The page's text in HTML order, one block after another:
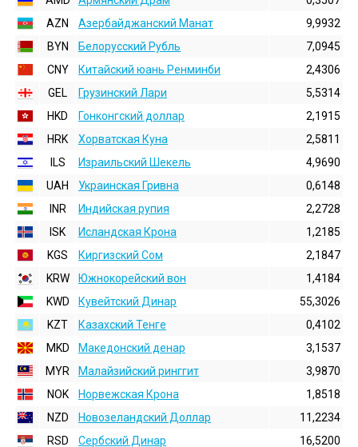
AZN
Азербайджанский Манат
9,9932
BYN
Белорусский Рубль
7,0945
CNY
Китайский юань Ренминби
2,4306
GEL
Грузинский Лари
5,5314
HKD
Гонконгский доллаp
2,1915
HRK
Хорватская Куна
2,5811
ILS
Израильский Шекель
4,9690
UAH
Украинская Гривна
0,6148
INR
Индийская pупия
2,2728
ISK
Исландская Крона
1,2185
KGS
Киргизский Сом
2,1847
KRW
Южнокорейский вон
1,4184
KWD
Кувейтский Динар
55,3026
KZT
Казахский Тенге
0,4102
MKD
Македонский денар
3,1537
MYR
Малайзийский ринггит
3,9870
NOK
Норвежская Крона
1,8518
NZD
Новозеландский Доллар
11,2234
RSD
Сербский Динар
16,5200